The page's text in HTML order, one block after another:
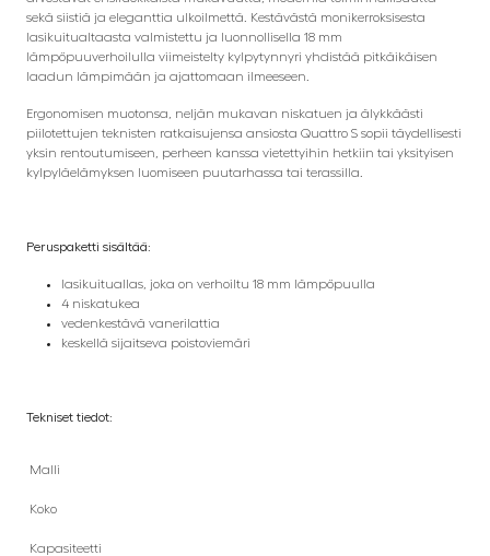
sekä siistiä ja eleganttia ulkoilmettä. Kestävästä monikerroksisesta
lasikuitualtaasta valmistettu ja luonnollisella 18 mm
lämpöpuuverhoilulla viimeistelty kylpytynnyri yhdistää pitkäikäisen
laadun lämpimään ja ajattomaan ilmeeseen.
Ergonomisen muotonsa, neljän mukavan niskatuen ja älykkäästi
piilotettujen teknisten ratkaisujensa ansiosta Quattro S sopii täydellisesti
yksin rentoutumiseen, perheen kanssa vietettyihin hetkiin tai yksityisen
kylpyläelämyksen luomiseen puutarhassa tai terassilla.
Peruspaketti sisältää:
lasikuituallas, joka on verhoiltu 18 mm lämpöpuulla
4 niskatukea
vedenkestävä vanerilattia
keskellä sijaitseva poistoviemäri
Tekniset tiedot:
Malli
Koko
Kapasiteetti